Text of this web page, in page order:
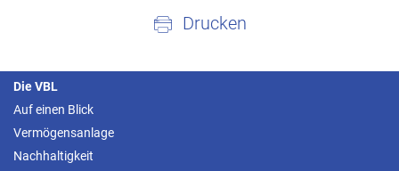
Drucken
Die VBL
Auf einen Blick
Vermögensanlage
Nachhaltigkeit